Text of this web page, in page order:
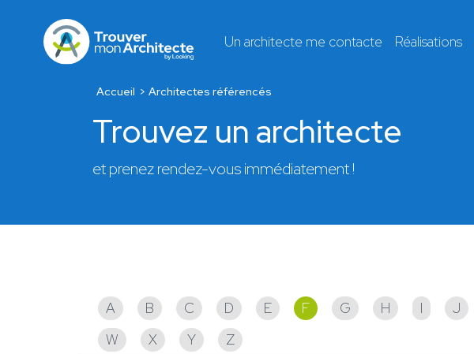
Un architecte me contacte Réalisations
Accueil Architectes référencés
Trouvez un architecte
et prenez rendez-vous immédiatement !
A B C D E F G H I J
W
X Y Z